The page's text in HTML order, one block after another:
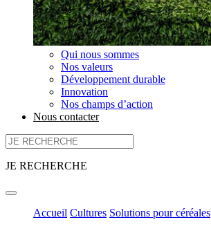
Qui nous sommes
Nos valeurs
Développement durable
Innovation
Nos champs d’action
Nous contacter
JE RECHERCHE
Accueil Cultures Solutions pour céréales